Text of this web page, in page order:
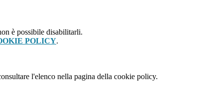
è possibile disabilitarli.
POLICY.
l'elenco nella pagina della cookie policy.